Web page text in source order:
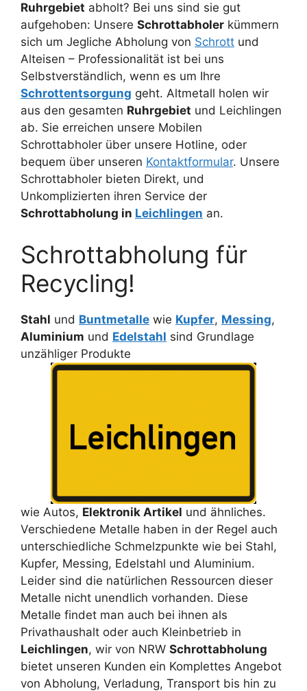
Ruhrgebiet abholt? Bei uns sind sie gut
aufgehoben: Unsere Schrottabholer kümmern
sich um Jegliche Abholung von Schrott und
Alteisen – Professionalität ist bei uns
Selbstverständlich, wenn es um Ihre
Schrottentsorgung geht. Altmetall holen wir
aus den gesamten Ruhrgebiet und Leichlingen
ab. Sie erreichen unsere Mobilen
Schrottabholer über unsere Hotline, oder
bequem über unseren Kontaktformular. Unsere
Schrottabholer bieten Direkt, und
Unkomplizierten ihren Service der
Schrottabholung in Leichlingen an.
Schrottabholung für
Recycling!
Stahl und Buntmetalle wie Kupfer, Messing,
Aluminium und Edelstahl sind Grundlage
unzähliger Produkte
wie Autos, Elektronik Artikel und ähnliches.
Verschiedene Metalle haben in der Regel auch
unterschiedliche Schmelzpunkte wie bei Stahl,
Kupfer, Messing, Edelstahl und Aluminium.
Leider sind die natürlichen Ressourcen dieser
Metalle nicht unendlich vorhanden. Diese
Metalle findet man auch bei ihnen als
Privathaushalt oder auch Kleinbetrieb in
Leichlingen, wir von NRW Schrottabholung
bietet unseren Kunden ein Komplettes Angebot
von Abholung, Verladung, Transport bis hin zu